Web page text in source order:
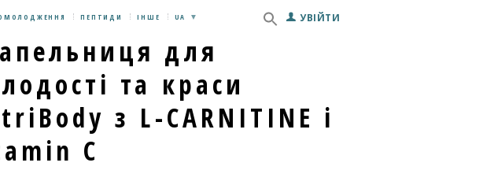
ПЕПТИДИ ІНШЕ UA УВІЙТИ
для
та краси
з L-CARNITINE і
C